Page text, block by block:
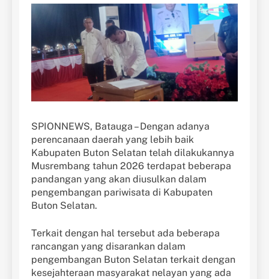
SPIONNEWS, Batauga – Dengan adanya
perencanaan daerah yang lebih baik
Kabupaten Buton Selatan telah dilakukannya
Musrembang tahun 2026 terdapat beberapa
pandangan yang akan diusulkan dalam
pengembangan pariwisata di Kabupaten
Buton Selatan.
Terkait dengan hal tersebut ada beberapa
rancangan yang disarankan dalam
pengembangan Buton Selatan terkait dengan
kesejahteraan masyarakat nelayan yang ada